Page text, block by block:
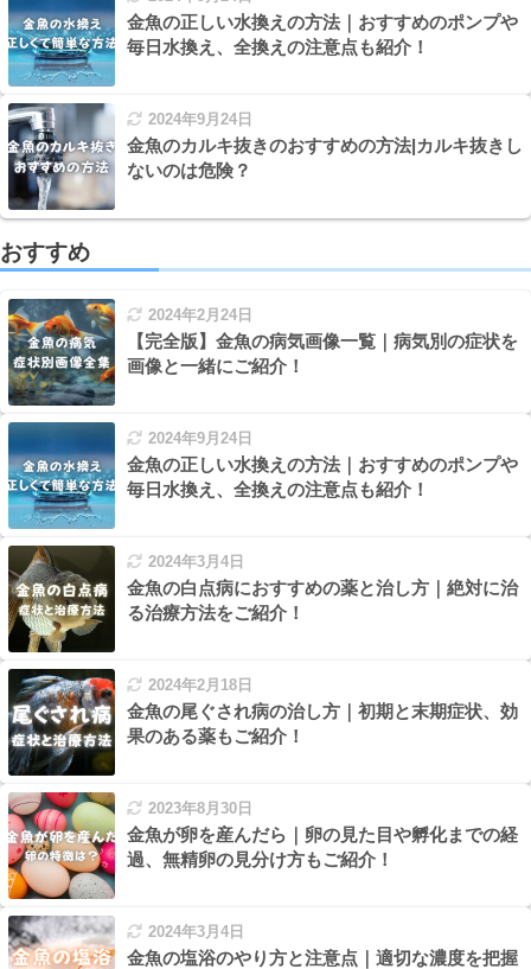
金魚の正しい水換えの方法｜おすすめのポンプや
毎日水換え、全換えの注意点も紹介！
2024年9月24日
金魚のカルキ抜きのおすすめの方法|カルキ抜きし
ないのは危険？
おすすめ
2024年2月24日
【完全版】金魚の病気画像一覧｜病気別の症状を
画像と一緒にご紹介！
2024年9月24日
金魚の正しい水換えの方法｜おすすめのポンプや
毎日水換え、全換えの注意点も紹介！
2024年3月4日
金魚の白点病におすすめの薬と治し方｜絶対に治
る治療方法をご紹介！
2024年2月18日
金魚の尾ぐされ病の治し方｜初期と末期症状、効
果のある薬もご紹介！
2023年8月30日
金魚が卵を産んだら｜卵の見た目や孵化までの経
過、無精卵の見分け方もご紹介！
2024年3月4日
金魚の塩浴のやり方と注意点｜適切な濃度を把握